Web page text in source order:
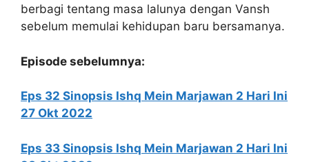
berbagi tentang masa lalunya dengan Vansh
sebelum memulai kehidupan baru bersamanya.
Episode sebelumnya:
Eps 32 Sinopsis Ishq Mein Marjawan 2 Hari Ini
27 Okt 2022
Eps 33 Sinopsis Ishq Mein Marjawan 2 Hari Ini